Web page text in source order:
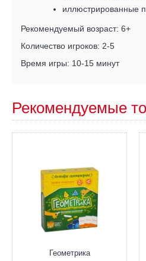
иллюстрированные
Рекомендуемый возраст: 6+
Количество игроков: 2-5
Время игры: 10-15 минут
Рекомендуемые
Геометрика